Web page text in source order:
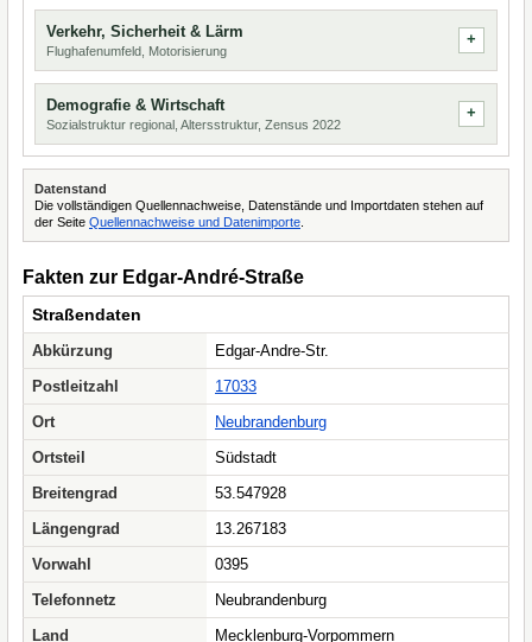
Verkehr, Sicherheit & Lärm
Flughafenumfeld, Motorisierung
Demografie & Wirtschaft
Sozialstruktur regional, Altersstruktur, Zensus 2022
Datenstand
Die vollständigen Quellennachweise, Datenstände und Importdaten stehen auf
der Seite Quellennachweise und Datenimporte
Fakten zur Edgar-André-Straße
Straßendaten
Abkürzung
Edgar-Andre-Str.
Postleitzahl
17033
Ort
Neubrandenburg
Ortsteil
Südstadt
Breitengrad
53.547928
Längengrad
13.267183
Vorwahl
0395
Telefonnetz
Neubrandenburg
Land
Mecklenburg-Vorpommern